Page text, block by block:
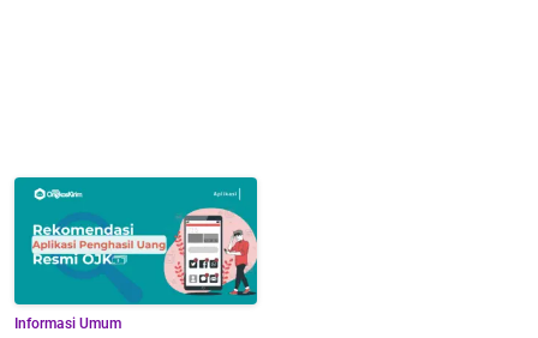
Informasi Umum